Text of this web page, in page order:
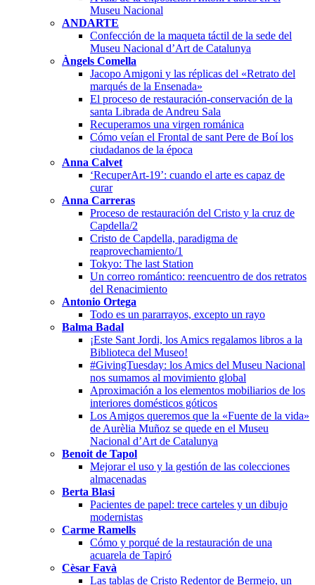
Museu Nacional
ANDARTE
Confección de la maqueta táctil de la sede del
Museu Nacional d’Art de Catalunya
Àngels Comella
Jacopo Amigoni y las réplicas del «Retrato del
marqués de la Ensenada»
El proceso de restauración-conservación de la
santa Librada de Andreu Sala
Recuperamos una virgen románica
Cómo veían el Frontal de sant Pere de Boí los
ciudadanos de la época
Anna Calvet
‘RecuperArt-19’: cuando el arte es capaz de
curar
Anna Carreras
Proceso de restauración del Cristo y la cruz de
Capdella/2
Cristo de Capdella, paradigma de
reaprovechamiento/1
Tokyo: The last Station
Un correo romántico: reencuentro de dos retratos
del Renacimiento
Antonio Ortega
Todo es un pararrayos, excepto un rayo
Balma Badal
¡Este Sant Jordi, los Amics regalamos libros a la
Biblioteca del Museo!
#GivingTuesday: los Amics del Museu Nacional
nos sumamos al movimiento global
Aproximación a los elementos mobiliarios de los
interiores domésticos góticos
Los Amigos queremos que la «Fuente de la vida»
de Aurèlia Muñoz se quede en el Museu
Nacional d’Art de Catalunya
Benoit de Tapol
Mejorar el uso y la gestión de las colecciones
almacenadas
Berta Blasi
Pacientes de papel: trece carteles y un dibujo
modernistas
Carme Ramells
Cómo y porqué de la restauración de una
acuarela de Tapiró
Cèsar Favà
Las tablas de Cristo Redentor de Bermejo, un